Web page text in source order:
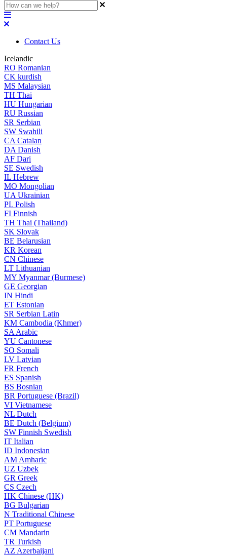
Contact Us
Icelandic
RO Romanian
CK kurdish
MS Malaysian
TH Thai
HU Hungarian
RU Russian
SR Serbian
SW Swahili
CA Catalan
DA Danish
AF Dari
SE Swedish
IL Hebrew
MO Mongolian
UA Ukrainian
PL Polish
FI Finnish
TH Thai (Thailand)
SK Slovak
BE Belarusian
KR Korean
CN Chinese
LT Lithuanian
MY Myanmar (Burmese)
GE Georgian
IN Hindi
ET Estonian
SR Serbian Latin
KM Cambodia (Khmer)
SA Arabic
YU Cantonese
SO Somali
LV Latvian
FR French
ES Spanish
BS Bosnian
BR Portuguese (Brazil)
VI Vietnamese
NL Dutch
BE Dutch (Belgium)
SW Finnish Swedish
IT Italian
ID Indonesian
AM Amharic
UZ Uzbek
GR Greek
CS Czech
HK Chinese (HK)
BG Bulgarian
N Traditional Chinese
PT Portuguese
CM Mandarin
TR Turkish
AZ Azerbaijani